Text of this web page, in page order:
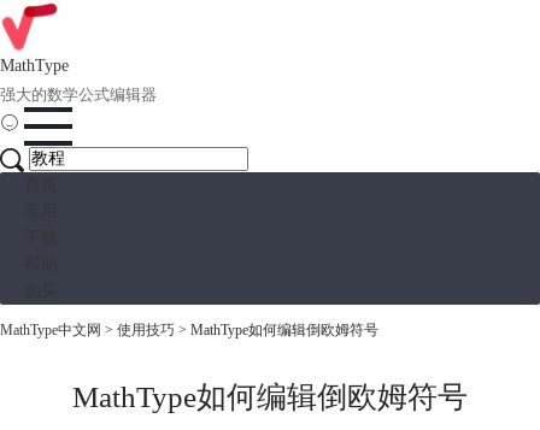
MathType
强大的数学公式编辑器
MathType中文网 > 使用技巧 > MathType如何编辑倒欧姆符号
MathType如何编辑倒欧姆符号